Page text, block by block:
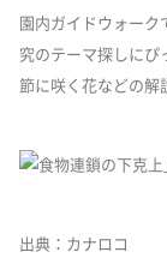
園内ガイドウォーク
究のテーマ探しにぴ
節に咲く花などの解
出典：カナロコ